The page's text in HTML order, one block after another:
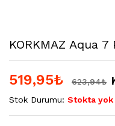
KORKMAZ Aqua
519,95₺ 623,94₺
Stok Durumu: Stokta yok